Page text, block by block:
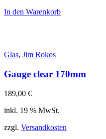
In den Warenkorb
Glas, Jim Rokos
Gauge clear 170mm
189,00 €
inkl. 19 % MwSt.
zzgl. Versandkosten